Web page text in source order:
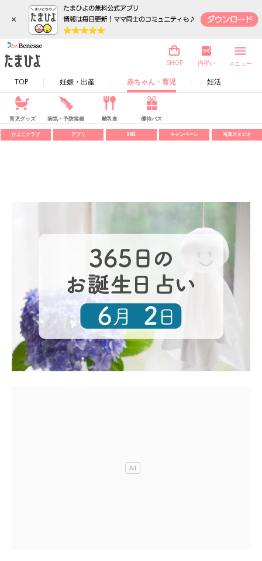
×
TOP 妊娠・出産 赤ちゃん・育児 妊活
SHOP 内祝い メニュー
育児グッズ 病気・予防接種 離乳食 優待パス
ひよこクラブ アプリ SNS キャンペーン 写真スタジオ